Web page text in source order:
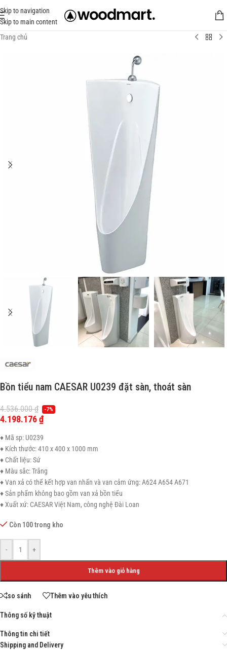
Skip to navigation
Skip to main content
Trang chủ
Bồn tiểu nam CAESAR U0239 đặt sàn, thoát sàn
4.536.000₫ -7%
4.198.176₫
♦ Mã sp: U0239
♦ Kích thước: 410 x 400 x 1000 mm
♦ Chất liệu: Sứ
♦ Màu sắc: Trắng
♦ Van xả có thể kết hợp van nhấn và van cảm ứng: A624 A654 A671
♦ Sản phẩm không bao gồm van xả bồn tiểu
♦ Xuất xứ: CAESAR Việt Nam, công nghệ Đài Loan
Còn 100 trong kho
- +
Thêm vào giỏ hàng
so sánh Thêm vào yêu thích
Thông số kỹ thuật
Thông tin chi tiết
Shipping and Delivery